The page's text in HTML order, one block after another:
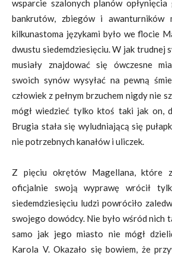
wsparcie szalonych planów
bankrutów, zbiegów i awanturników
kilkunastoma językami było we flocie
dwustu siedemdziesięciu. W jak trudnej
musiały znajdować się ówczesne
swoich synów wysyłać na pewną
człowiek z pełnym brzuchem nigdy nie
mógł wiedzieć tylko ktoś taki jak on,
Brugia stała się wyludniającą się
nie potrzebnych kanałów i uliczek.
Z pięciu okrętów Magellana, które
oficjalnie swoją wyprawę wrócił
siedemdziesięciu ludzi powróciło
swojego dowódcy. Nie było wśród nich
samo jak jego miasto nie mógł
Karola V. Okazało się bowiem, że